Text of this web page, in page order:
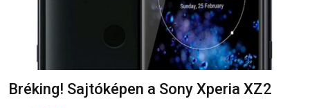
Bréking! Sajtóképen a Sony Xperia XZ2